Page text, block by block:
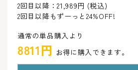
2回目以降：21,989円 (税込)
2回目以降もずーっと24%OFF!
通常の単品購入より
8811円 お得に購入できます。